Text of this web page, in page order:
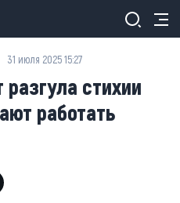
31 июля 2025 15:27
стихии
работать